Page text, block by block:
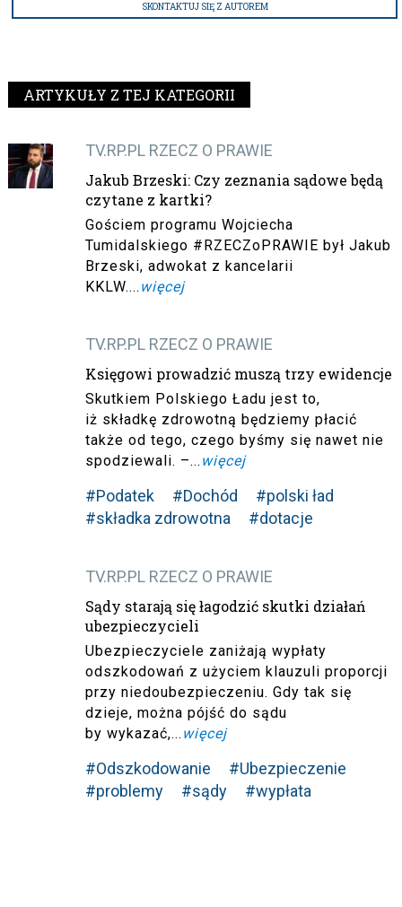
SKONTAKTUJ SIĘ Z AUTOREM
ARTYKUŁY Z TEJ KATEGORII
TV.RP.PL RZECZ O PRAWIE
Jakub Brzeski: Czy zeznania sądowe będą
czytane z kartki?
Gościem programu Wojciecha
Tumidalskiego #RZECZoPRAWIE był Jakub
Brzeski, adwokat z kancelarii
KKLW.... więcej
TV.RP.PL RZECZ O PRAWIE
Księgowi prowadzić muszą trzy ewidencje
Skutkiem Polskiego Ładu jest to,
iż składkę zdrowotną będziemy płacić
także od tego, czego byśmy się nawet nie
spodziewali. –... więcej
#Podatek #Dochód
#polski ład
#składka zdrowotna
#dotacje
TV.RP.PL RZECZ O PRAWIE
Sądy starają się łagodzić skutki działań
ubezpieczycieli
Ubezpieczyciele zaniżają wypłaty
odszkodowań z użyciem klauzuli proporcji
przy niedoubezpieczeniu. Gdy tak się
dzieje, można pójść do sądu
by wykazać,... więcej
#Odszkodowanie
#Ubezpieczenie
#problemy
#sądy #wypłata